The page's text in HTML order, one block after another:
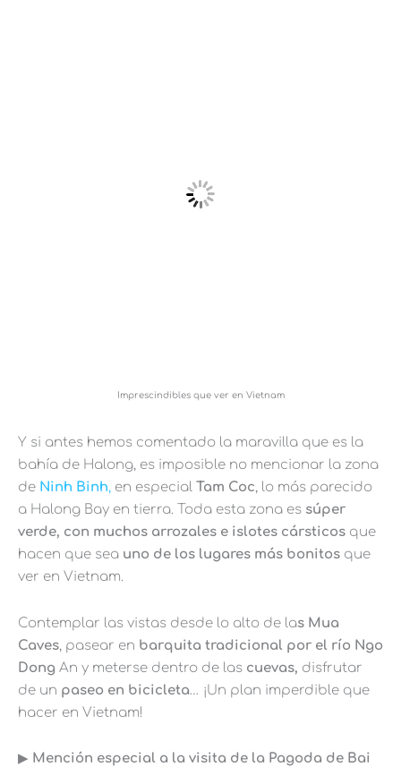
Imprescindibles que ver en Vietnam
Y si antes hemos comentado la maravilla que es la
bahía de Halong, es imposible no mencionar la zona
de Ninh Binh, en especial Tam Coc, lo más parecido
a Halong Bay en tierra. Toda esta zona es súper
verde, con muchos arrozales e islotes cársticos que
hacen que sea uno de los lugares más bonitos que
ver en Vietnam.
Contemplar las vistas desde lo alto de las Mua
Caves, pasear en barquita tradicional por el río Ngo
Dong An y meterse dentro de las cuevas, disfrutar
de un paseo en bicicleta… ¡Un plan imperdible que
hacer en Vietnam!
▶︎ Mención especial a la visita de la Pagoda de Bai